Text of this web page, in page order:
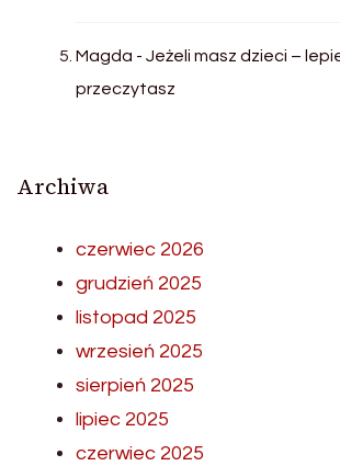
Magda - Jeżeli masz dzieci –
przeczytasz
Archiwa
czerwiec 2026
grudzień 2025
listopad 2025
wrzesień 2025
sierpień 2025
lipiec 2025
czerwiec 2025